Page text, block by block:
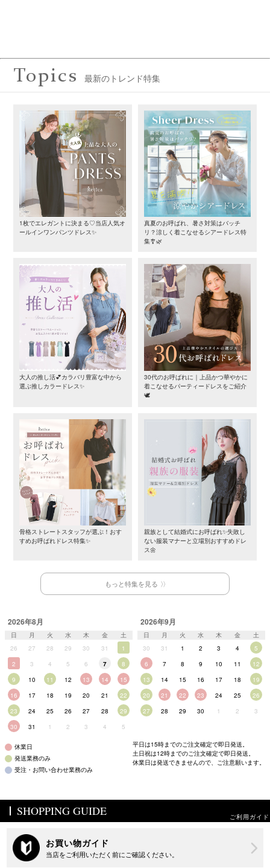
Topics 最新のトレンド特集
1枚でエレガントに決まる♡当店人気オ
ールインワンパンツドレス✨
真夏のお呼ばれ、暑さ対策はバッチ
リ？涼しく着こなせるシアードレス特
集🎐🌿
大人の推し活💕カラバリ豊富な中から
選ぶ推しカラードレス✨
30代のお呼ばれに｜上品かつ華やかに
着こなせるパーティードレスをご紹介
🕊️
骨格ストレートスタッフが選ぶ！おす
すめお呼ばれドレス特集✨
親族として結婚式にお呼ばれ✨失敗し
ない服装マナーと立場別おすすめドレ
ス🌼
もっと特集を見る
2026年8月
日 月 火 水 木 金
土
26
27 28 29 30 31
1
2
3 4 5 6 7
8
9
10 11 12 13 14
15
16
17 18 19 20 21
22
23
24 25 26 27 28
29
30
31 1 2 3 4 5
2026年9月
日 月 火 水 木 金
土
30
31 1 2 3 4
5
6
7 8 9 10 11
12
13
14 15 16 17 18
19
20
21 22 23 24 25
26
27
28 29 30 1 2 3
休業日
発送業務のみ
受注・お問い合わせ業務のみ
平日は15時までのご注文確定で即日発送。
土日祝は12時までのご注文確定で即日発送。
休業日は発送できませんので、ご注意願います。
SHOPPING GUIDE ご利用ガイド